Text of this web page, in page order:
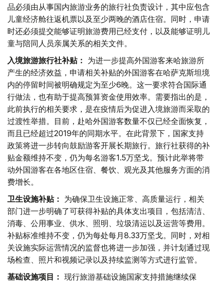
品必须由从事国内旅游业务的旅行社负责设计，其中应包含
儿童经济舱往返机票以及至少两晚的酒店住宿。同时，申请
时还必须提交能够证明旅游费用已经支付，以及能够证明儿
童与陪同人员亲属关系的相关文件。
入境旅游旅行社补贴： 为进一步提高外国游客来哈旅游所
产生的经济效益，申请相关补贴的外国游客在哈萨克斯坦境
内的停留时间被明确规定为至少6晚。这一要求符合国际通
行做法，也有助于提高预算资金使用效率。需要指出的是，
此前执行的相关要求，是在疫情后为促进入境旅游而采取的
过渡性举措。目前，赴哈外国游客数量不仅已经全面恢复，
而且已经超过2019年的同期水平。在此背景下，国家支持
政策将进一步转向鼓励游客开展长期旅行。旅行社获得的补
贴金额维持不变，仍为每名游客1.5万坚戈。预计此举将带
动外国游客在各地区住宿、餐饮、观光及其他服务方面的消
费增长。
卫生设施补贴： 为确保卫生设施正常、高质量运行，相关
部门进一步明确了可获得补贴的具体支出项目，包括清洁、
消毒、公用事业、供水、照明、垃圾清运以及运营等费用。
补贴标准维持不变，仍为每处每月8.33万坚戈。同时，对相
关设施实际运营情况的监督也将进一步加强，并计划通过现
场检查、照片和视频记录以及持续监测等方式进行监管。
基础设施项目： 现行旅游基础设施国家支持措施继续保